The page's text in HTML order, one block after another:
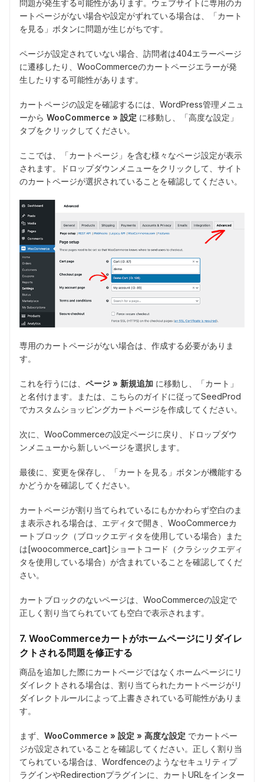
問題が発生する可能性があります。ウェブサイトに専用のカ
ートページがない場合や設定がずれている場合は、「カート
を見る」ボタンに問題が生じがちです。
ページが設定されていない場合、訪問者は404エラーページ
に遷移したり、WooCommerceのカートページエラーが発
生したりする可能性があります。
カートページの設定を確認するには、WordPress管理メニュ
ーから WooCommerce » 設定 に移動し、「高度な設定」
タブをクリックしてください。
ここでは、「カートページ」を含む様々なページ設定が表示
されます。ドロップダウンメニューをクリックして、サイト
のカートページが選択されていることを確認してください。
専用のカートページがない場合は、作成する必要がありま
す。
これを行うには、 ページ » 新規追加 に移動し、「カート」
と名付けます。または、こちらのガイドに従ってSeedProd
でカスタムショッピングカートページを作成してください。
次に、WooCommerceの設定ページに戻り、ドロップダウ
ンメニューから新しいページを選択します。
最後に、変更を保存し、「カートを見る」ボタンが機能する
かどうかを確認してください。
カートページが割り当てられているにもかかわらず空白のま
ま表示される場合は、エディタで開き、WooCommerceカ
ートブロック（ブロックエディタを使用している場合）また
は[woocommerce_cart]ショートコード（クラシックエディ
タを使用している場合）が含まれていることを確認してくだ
さい。
カートブロックのないページは、WooCommerceの設定で
正しく割り当てられていても空白で表示されます。
7. WooCommerceカートがホームページにリダイレ
クトされる問題を修正する
商品を追加した際にカートページではなくホームページにリ
ダイレクトされる場合は、割り当てられたカートページがリ
ダイレクトルールによって上書きされている可能性がありま
す。
まず、 WooCommerce » 設定 » 高度な設定 でカートペー
ジが設定されていることを確認してください。正しく割り当
てられている場合は、Wordfenceのようなセキュリティプ
ラグインやRedirectionプラグインに、カートURLをインター